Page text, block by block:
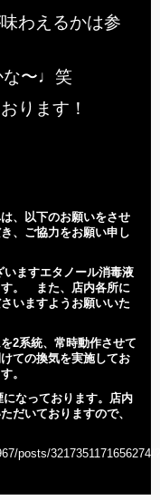
わえるかは参
な〜♩笑
おります！
、以下のお願いをさせ
、ご協力をお願い申し
ますエタノール消毒液
す。 また、店内各所に
いますようお願いいた
2系統、常時動作させて
ての換気を実施してお
。
なっております。店内
だいておりますので、
posts/3217351171656274/?